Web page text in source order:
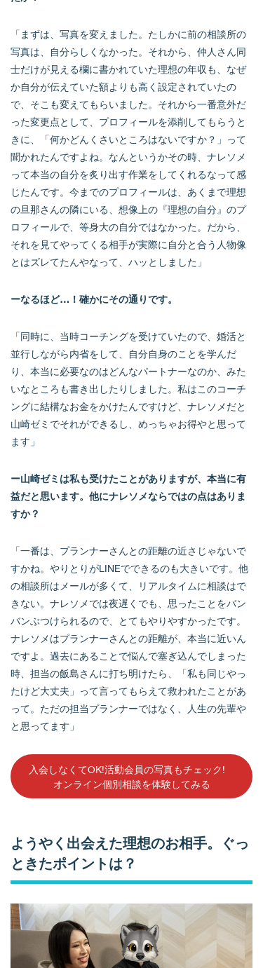
「まずは、写真を変えました。たしかに前の相談所の
写真は、自分らしくなかった。それから、仲人さん同
士だけが見える欄に書かれていた理想の年収も、なぜ
か自分が伝えていた額よりも高く設定されていたの
で、そこも変えてもらいました。それから一番意外だ
った変更点として、プロフィールを添削してもらうと
きに、「何かどんくさいところはないですか？」って
聞かれたんですよね。なんというかその時、ナレソメ
って本当の自分を炙り出す作業をしてくれるなって感
じたんです。今までのプロフィールは、あくまで理想
の旦那さんの隣にいる、想像上の『理想の自分』のプ
ロフィールで、等身大の自分ではなかった。だから、
それを見てやってくる相手が実際に自分と合う人物像
とはズレてたんやなって、ハッとしました」
ーなるほど…！確かにその通りです。
「同時に、当時コーチングを受けていたので、婚活と
並行しながら内省をして、自分自身のことを学んだ
り、本当に必要なのはどんなパートナーなのか、みた
いなところも書き出したりしました。私はこのコーチ
ングに結構なお金をかけたんですけど、ナレソメだと
山崎ゼミでそれができるし、めっちゃお得やと思って
ます」
ー山崎ゼミは私も受けたことがありますが、本当に有
益だと思います。他にナレソメならではの点はありま
すか？
「一番は、プランナーさんとの距離の近さじゃないで
すかね。やりとりがLINEでできるのも大きいです。他
の相談所はメールが多くて、リアルタイムに相談はで
きない。ナレソメでは夜遅くでも、思ったことをバン
バンぶつけられるので、とてもやりやすかったです。
ナレソメはプランナーさんとの距離が、本当に近いん
ですよ。過去にあることで悩んで塞ぎ込んでしまった
時、担当の飯島さんに打ち明けたら、「私も同じやっ
たけど大丈夫」って言ってもらえて救われたことがあ
って。ただの担当プランナーではなく、人生の先輩や
と思ってます」
入会しなくてOK!活動会員の写真もチェック!
オンライン個別相談を体験してみる
ようやく出会えた理想のお相手。ぐっ
ときたポイントは？